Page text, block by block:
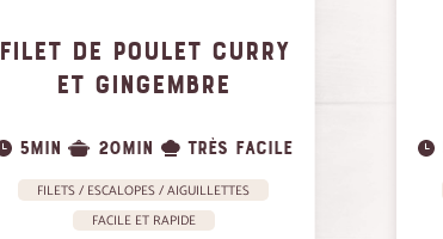
FILET DE POULET CURRY
ET GINGEMBRE
5MIN 20MIN TRÈS FACILE
FILETS / ESCALOPES / AIGUILLETTES
FACILE ET RAPIDE